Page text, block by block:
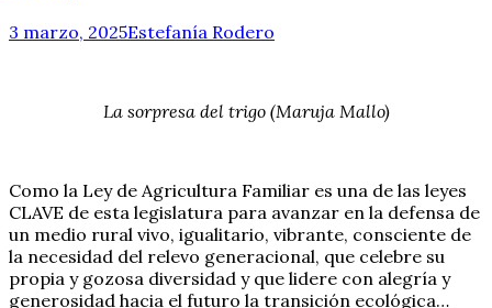
3 marzo, 2025Estefanía Rodero
La sorpresa del trigo (Maruja Mallo)
Como la Ley de Agricultura Familiar es una de las leyes
CLAVE de esta legislatura para avanzar en la defensa de
un medio rural vivo, igualitario, vibrante, consciente de
la necesidad del relevo generacional, que celebre su
propia y gozosa diversidad y que lidere con alegría y
generosidad hacia el futuro la transición ecológica…